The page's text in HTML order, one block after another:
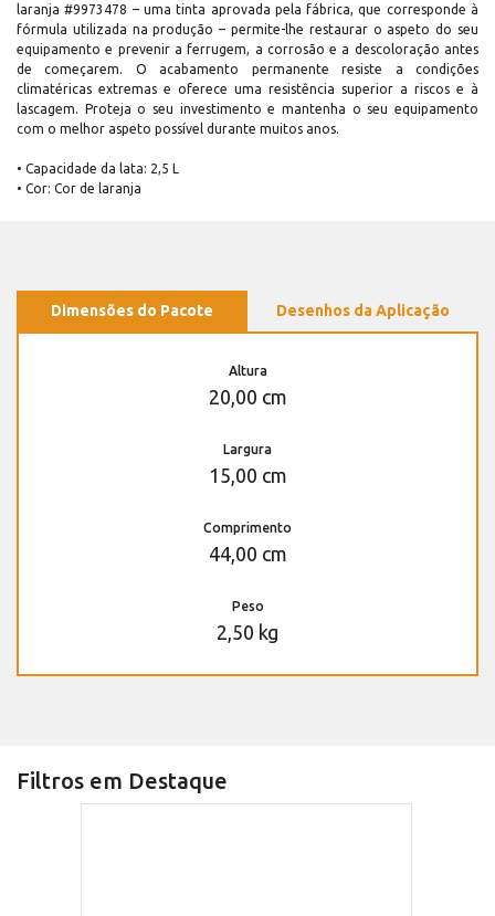
laranja #9973478 – uma tinta aprovada pela fábrica, que corresponde à
fórmula utilizada na produção – permite-lhe restaurar o aspeto do seu
equipamento e prevenir a ferrugem, a corrosão e a descoloração antes
de começarem. O acabamento permanente resiste a condições
climatéricas extremas e oferece uma resistência superior a riscos e à
lascagem. Proteja o seu investimento e mantenha o seu equipamento
com o melhor aspeto possível durante muitos anos.
• Capacidade da lata: 2,5 L
• Cor: Cor de laranja
Dimensões do Pacote Desenhos da Aplicação
Altura
20,00 cm
Largura
15,00 cm
Comprimento
44,00 cm
Peso
2,50 kg
Filtros em Destaque